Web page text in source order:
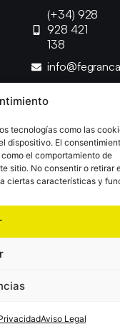
tecnologías como las
dispositivo. El
el comportamiento de
sitio. No consentir o retirar
ciertas características y
Aviso Legal
(+34) 928
928 421
138
de Privacidad
de Ventas